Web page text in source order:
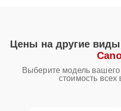
Цены на другие
Выберите модель вашего
стоимость всех